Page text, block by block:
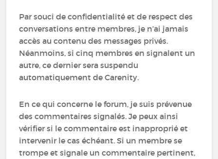
Par souci de confidentialité et de respect des
conversations entre membres, je n’ai jamais
accès au contenu des messages privés.
Néanmoins, si cinq membres en signalent un
autre, ce dernier sera suspendu
automatiquement de Carenity.
En ce qui concerne le forum, je suis prévenue
des commentaires signalés. Je peux ainsi
vérifier si le commentaire est inapproprié et
intervenir le cas échéant. Si un membre se
trompe et signale un commentaire pertinent,